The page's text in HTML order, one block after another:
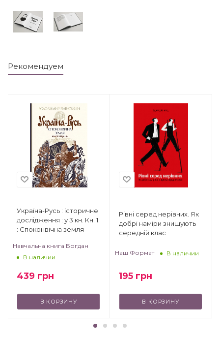
Рекомендуем
Україна-Русь : історичне
дослідження : у 3 кн. Кн. 1.
: Споконвічна земля
Навчальна книга Богдан
В наличии
439 грн
В КОРЗИНУ
Рівні серед нерівних. Як
добрі наміри знищують
середній клас
Наш Формат В наличии
195 грн
В КОРЗИНУ